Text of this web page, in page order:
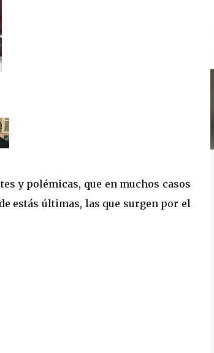
y polémicas, que en muchos casos
estás últimas, las que surgen por el